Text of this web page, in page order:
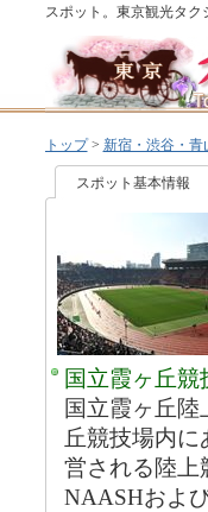
スポット。東京観光タ
トップ> 新宿・渋谷・青
スポット基本情報
国立霞ヶ丘競
国立霞ヶ丘
丘競技場内
営される陸上
NAASHおよ